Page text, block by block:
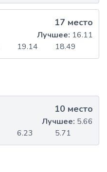
17 место
19.14 18.49
Лучшее: 16.11
10 место
6.23 5.71
Лучшее: 5.66